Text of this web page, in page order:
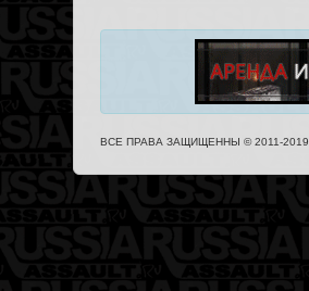
ВСЕ ПРАВА ЗАЩИЩЕННЫ © 2011-2019